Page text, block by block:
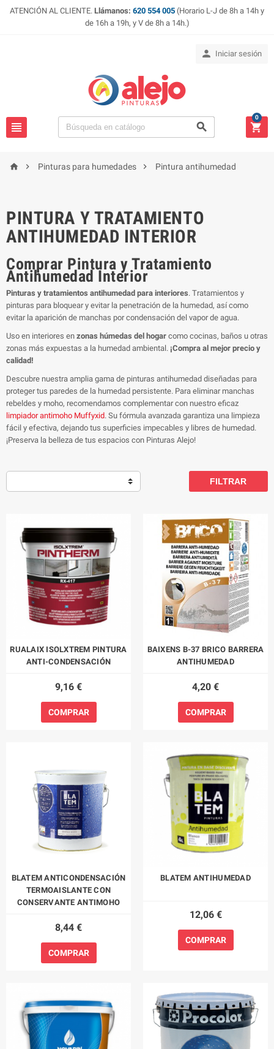
ATENCIÓN AL CLIENTE. Llámanos: 620 554 005 (Horario L-J de 8h a 14h y
de 16h a 19h, y V de 8h a 14h.)
 Iniciar sesión
  
0
  Pinturas para humedades  Pintura antihumedad
PINTURA Y TRATAMIENTO
ANTIHUMEDAD INTERIOR
Comprar Pintura y Tratamiento
Antihumedad Interior
Pinturas y tratamientos antihumedad para interiores. Tratamientos y
pinturas para bloquear y evitar la penetración de la humedad, así como
evitar la aparición de manchas por condensación del vapor de agua.
Uso en interiores en zonas húmedas del hogar como cocinas, baños u otras
zonas más expuestas a la humedad ambiental. ¡Compra al mejor precio y
calidad!
Descubre nuestra amplia gama de pinturas antihumedad diseñadas para
proteger tus paredes de la humedad persistente. Para eliminar manchas
rebeldes y moho, recomendamos complementar con nuestro eficaz
limpiador antimoho Muffyxid. Su fórmula avanzada garantiza una limpieza
fácil y efectiva, dejando tus superficies impecables y libres de humedad.
¡Preserva la belleza de tus espacios con Pinturas Alejo!
FILTRAR
RUALAIX ISOLXTREM PINTURA
ANTI-CONDENSACIÓN
9,16 €
COMPRAR
BAIXENS B-37 BRICO BARRERA
ANTIHUMEDAD
4,20 €
COMPRAR
BLATEM ANTICONDENSACIÓN
TERMOAISLANTE CON
CONSERVANTE ANTIMOHO
8,44 €
COMPRAR
BLATEM ANTIHUMEDAD
12,06 €
COMPRAR